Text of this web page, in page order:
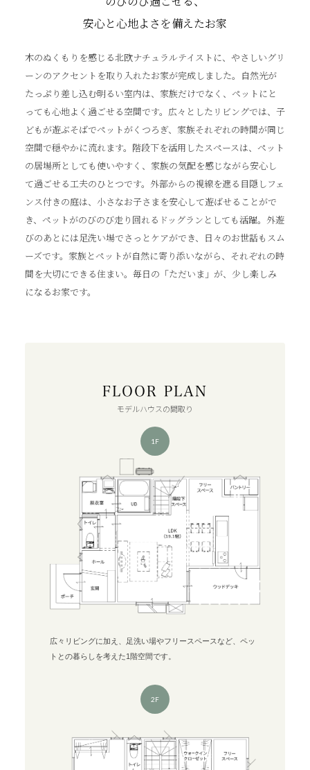
安心と心地よさを備えたお家
木のぬくもりを感じる北欧ナチュラルテイストに、やさしいグリ
ーンのアクセントを取り入れたお家が完成しました。自然光が
たっぷり差し込む明るい室内は、家族だけでなく、ペットにと
っても心地よく過ごせる空間です。広々としたリビングでは、子
どもが遊ぶそばでペットがくつろぎ、家族それぞれの時間が同じ
空間で穏やかに流れます。階段下を活用したスペースは、ペット
の居場所としても使いやすく、家族の気配を感じながら安心し
て過ごせる工夫のひとつです。外部からの視線を遮る目隠しフェ
ンス付きの庭は、小さなお子さまを安心して遊ばせることがで
き、ペットがのびのび走り回れるドッグランとしても活躍。外遊
びのあとには足洗い場でさっとケアができ、日々のお世話もスム
ーズです。家族とペットが自然に寄り添いながら、それぞれの時
間を大切にできる住まい。毎日の「ただいま」が、少し楽しみ
になるお家です。
FLOOR PLAN
モデルハウスの間取り
1F
広々リビングに加え、足洗い場やフリースペースなど、ペッ
トとの暮らしを考えた1階空間です。
2F